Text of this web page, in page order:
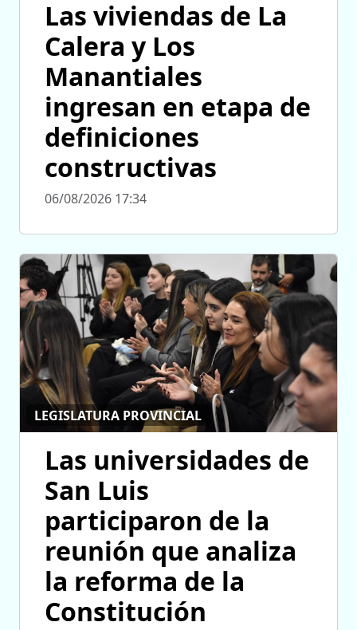
Las viviendas de La
Calera y Los
Manantiales
ingresan en etapa de
definiciones
constructivas
06/08/2026 17:34
LEGISLATURA PROVINCIAL
Las universidades de
San Luis
participaron de la
reunión que analiza
la reforma de la
Constitución